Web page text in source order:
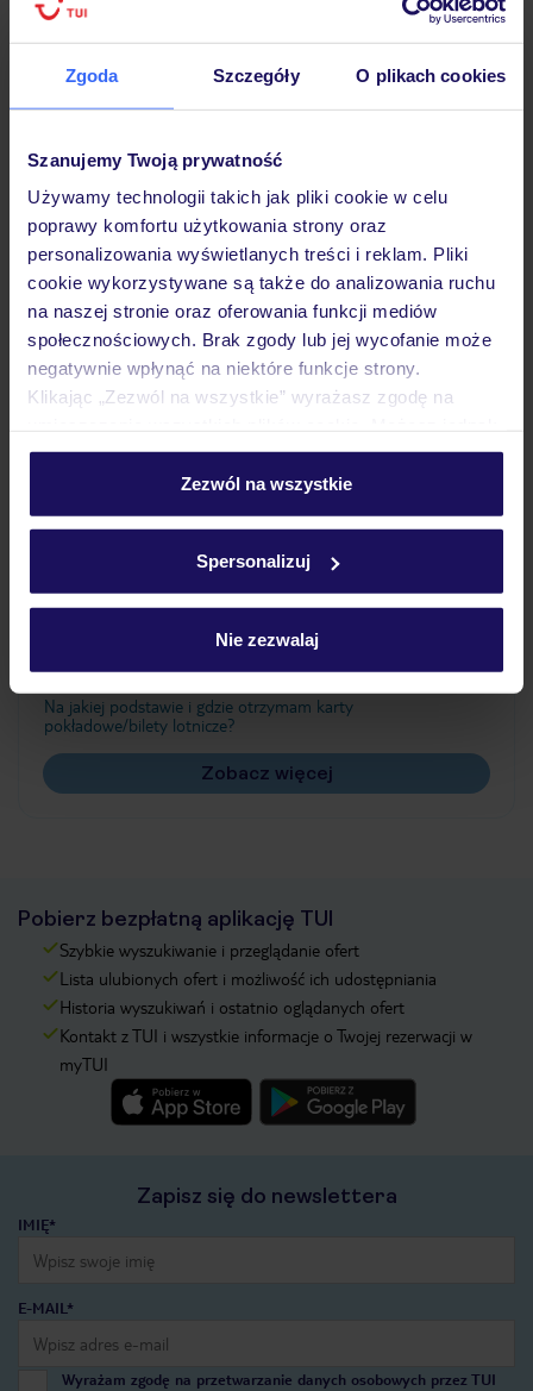
Zgoda Szczegóły O plikach cookies
Szanujemy Twoją prywatność
Używamy technologii takich jak pliki cookie w celu
poprawy komfortu użytkowania strony oraz
personalizowania wyświetlanych treści i reklam. Pliki
cookie wykorzystywane są także do analizowania ruchu
na naszej stronie oraz oferowania funkcji mediów
społecznościowych. Brak zgody lub jej wycofanie może
negatywnie wpłynąć na niektóre funkcje strony.
Klikając „Zezwól na wszystkie” wyrażasz zgodę na
personalizować swój wybór wchodząc w zakładkę
Szczegółowe informacje o plikach cookie znajdziesz
Zezwól na wszystkie
Spersonalizuj
Nie zezwalaj
Hotel
Pokoje
Wyżywienie
Atrakcje
Często zadawane pytania
Jak zmienić uczestników/osobę zgłaszającą?
Czy w Hotelu będzie przedstawiciel TUI?
Na jakiej podstawie i gdzie otrzymam karty
pokładowe/bilety lotnicze?
Zobacz więcej
Pobierz bezpłatną aplikację TUI
Szybkie wyszukiwanie i przeglądanie ofert
Lista ulubionych ofert i możliwość ich udostępniania
Historia wyszukiwań i ostatnio oglądanych ofert
Kontakt z TUI i wszystkie informacje o Twojej rezerwacji w
myTUI
Zapisz się do newslettera
IMIĘ*
E-MAIL*
Wyrażam zgodę na przetwarzanie danych osobowych przez TUI